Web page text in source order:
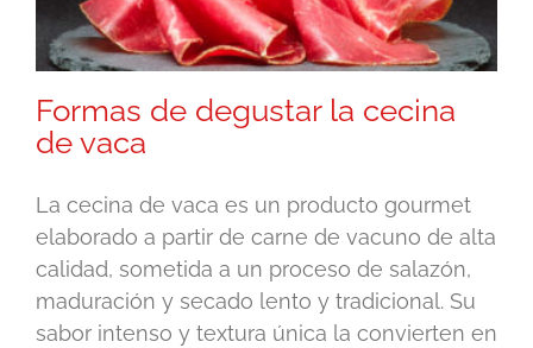
Formas de degustar la cecina
de vaca
La cecina de vaca es un producto gourmet
elaborado a partir de carne de vacuno de alta
calidad, sometida a un proceso de salazón,
maduración y secado lento y tradicional. Su
sabor intenso y textura única la convierten en